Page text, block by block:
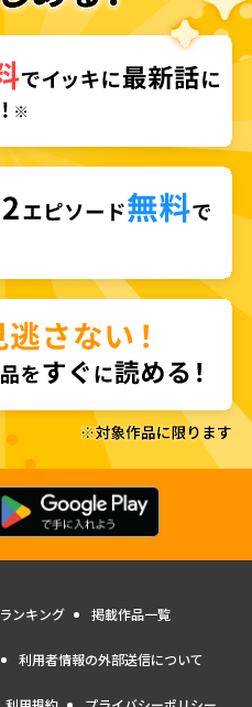
ランキング 掲載作品一覧
利用者情報の外部送信について